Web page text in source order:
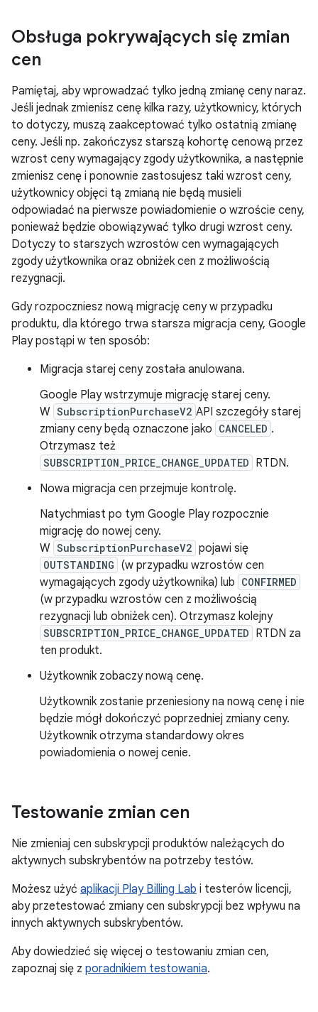
Obsługa pokrywających się zmian
cen
Pamiętaj, aby wprowadzać tylko jedną zmianę ceny naraz.
Jeśli jednak zmienisz cenę kilka razy, użytkownicy, których
to dotyczy, muszą zaakceptować tylko ostatnią zmianę
ceny. Jeśli np. zakończysz starszą kohortę cenową przez
wzrost ceny wymagający zgody użytkownika, a następnie
zmienisz cenę i ponownie zastosujesz taki wzrost ceny,
użytkownicy objęci tą zmianą nie będą musieli
odpowiadać na pierwsze powiadomienie o wzroście ceny,
ponieważ będzie obowiązywać tylko drugi wzrost ceny.
Dotyczy to starszych wzrostów cen wymagających
zgody użytkownika oraz obniżek cen z możliwością
rezygnacji.
Gdy rozpoczniesz nową migrację ceny w przypadku
produktu, dla którego trwa starsza migracja ceny, Google
Play postąpi w ten sposób:
Migracja starej ceny została anulowana.
Google Play wstrzymuje migrację starej ceny.
W SubscriptionPurchaseV2 API szczegóły starej
zmiany ceny będą oznaczone jako CANCELED .
Otrzymasz też
SUBSCRIPTION_PRICE_CHANGE_UPDATED RTDN.
Nowa migracja cen przejmuje kontrolę.
Natychmiast po tym Google Play rozpocznie
migrację do nowej ceny.
W SubscriptionPurchaseV2 pojawi się
OUTSTANDING (w przypadku wzrostów cen
wymagających zgody użytkownika) lub CONFIRMED
(w przypadku wzrostów cen z możliwością
rezygnacji lub obniżek cen). Otrzymasz kolejny
SUBSCRIPTION_PRICE_CHANGE_UPDATED RTDN za
ten produkt.
Użytkownik zobaczy nową cenę.
Użytkownik zostanie przeniesiony na nową cenę i nie
będzie mógł dokończyć poprzedniej zmiany ceny.
Użytkownik otrzyma standardowy okres
powiadomienia o nowej cenie.
Testowanie zmian cen
Nie zmieniaj cen subskrypcji produktów należących do
aktywnych subskrybentów na potrzeby testów.
Możesz użyć aplikacji Play Billing Lab i testerów licencji,
aby przetestować zmiany cen subskrypcji bez wpływu na
innych aktywnych subskrybentów.
Aby dowiedzieć się więcej o testowaniu zmian cen,
zapoznaj się z poradnikiem testowania.